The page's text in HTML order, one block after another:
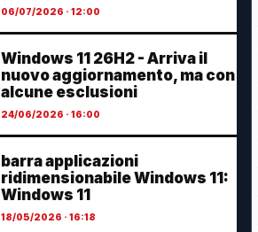
06/07/2026 · 12:00
Windows 11 26H2 - Arriva il
nuovo aggiornamento, ma con
alcune esclusioni
24/06/2026 · 16:00
barra applicazioni
ridimensionabile Windows 11:
Windows 11
18/05/2026 · 16:18